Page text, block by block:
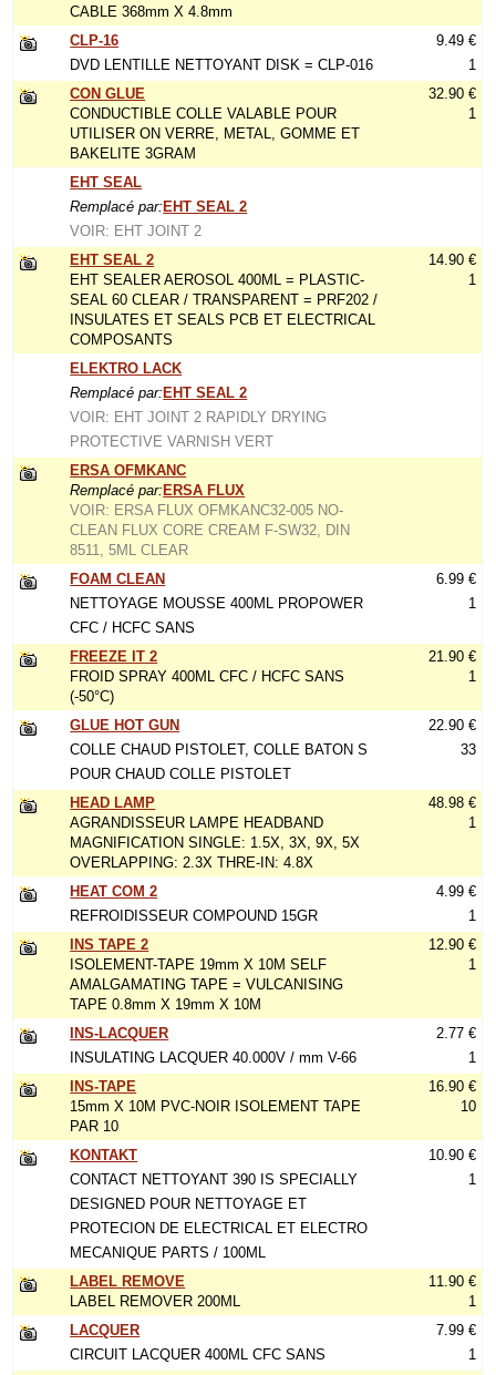
CABLE 368mm X 4.8mm
CLP-16
DVD LENTILLE NETTOYANT DISK = CLP-016
9.49 €
1
CON GLUE
CONDUCTIBLE COLLE VALABLE POUR
UTILISER ON VERRE, METAL, GOMME ET
BAKELITE 3GRAM
32.90 €
1
EHT SEAL
Remplacé par: EHT SEAL 2
VOIR: EHT JOINT 2
EHT SEAL 2
EHT SEALER AEROSOL 400ML = PLASTIC-
SEAL 60 CLEAR / TRANSPARENT = PRF202 /
INSULATES ET SEALS PCB ET ELECTRICAL
COMPOSANTS
14.90 €
1
ELEKTRO LACK
Remplacé par: EHT SEAL 2
VOIR: EHT JOINT 2 RAPIDLY DRYING
PROTECTIVE VARNISH VERT
ERSA OFMKANC
Remplacé par: ERSA FLUX
VOIR: ERSA FLUX OFMKANC32-005 NO-
CLEAN FLUX CORE CREAM F-SW32, DIN
8511, 5ML CLEAR
FOAM CLEAN
NETTOYAGE MOUSSE 400ML PROPOWER
CFC / HCFC SANS
6.99 €
1
FREEZE IT 2
FROID SPRAY 400ML CFC / HCFC SANS
(-50°C)
21.90 €
1
GLUE HOT GUN
COLLE CHAUD PISTOLET, COLLE BATON S
POUR CHAUD COLLE PISTOLET
22.90 €
33
HEAD LAMP
AGRANDISSEUR LAMPE HEADBAND
MAGNIFICATION SINGLE: 1.5X, 3X, 9X, 5X
OVERLAPPING: 2.3X THRE-IN: 4.8X
48.98 €
1
HEAT COM 2
REFROIDISSEUR COMPOUND 15GR
4.99 €
1
INS TAPE 2
ISOLEMENT-TAPE 19mm X 10M SELF
AMALGAMATING TAPE = VULCANISING
TAPE 0.8mm X 19mm X 10M
12.90 €
1
INS-LACQUER
INSULATING LACQUER 40.000V / mm V-66
2.77 €
1
INS-TAPE
15mm X 10M PVC-NOIR ISOLEMENT TAPE
PAR 10
16.90 €
10
KONTAKT
CONTACT NETTOYANT 390 IS SPECIALLY
DESIGNED POUR NETTOYAGE ET
PROTECION DE ELECTRICAL ET ELECTRO
MECANIQUE PARTS / 100ML
10.90 €
1
LABEL REMOVE
LABEL REMOVER 200ML
11.90 €
1
LACQUER
CIRCUIT LACQUER 400ML CFC SANS
7.99 €
1